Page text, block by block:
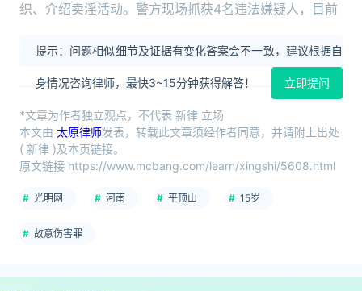
织、介绍卖淫活动。警方现场抓获4名违法嫌疑人，目前
提示：问题相似细节及证据有变化答案会不一致，建议根据自
身情况咨询律师，最快3~15分钟获得解答！ 立即提问
*文章为作者独立观点，不代表 新律 立场
本文由 太原律师发表，转载此文章须经作者同意，并请附上出处
( 新律 )及本页链接。
原文链接 https://www.mcbang.com/learn/xingshi/5608.html
光明网 河南 平顶山 15岁
故意伤害罪